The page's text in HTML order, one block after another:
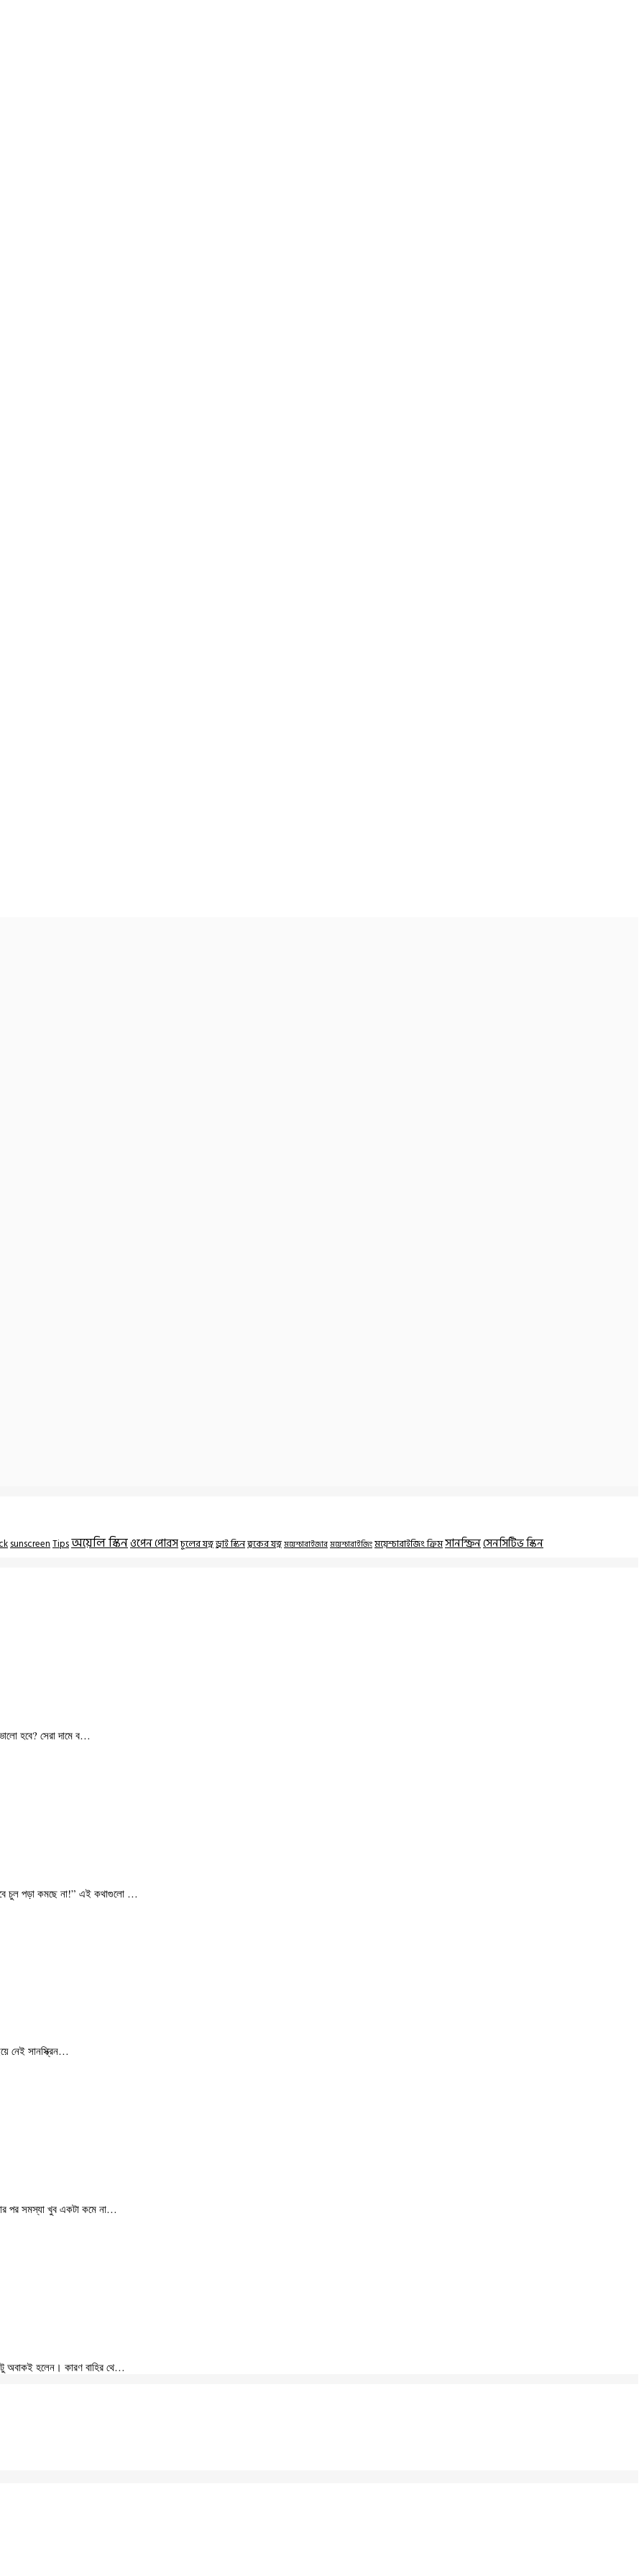
sunscreenTipsঅয়েলি স্কিনওপেন পোরসচুলের যত্নড্রাই স্কিনত্বকের যত্নময়েশ্চারাইজারময়েশ্চারাইজিংময়েশ্চারাইজিং ক্রিমসানস্ক্রিনসেনসিটিভ স্কিন
হবে? সেরা দামে ব…
চুল পড়া কমছে না!” এই কথাগুলো …
নেই সানস্ক্রিন…
পর সমস্যা খুব একটা কমে না…
অবাকই হলেন। কারণ বাহির থে…